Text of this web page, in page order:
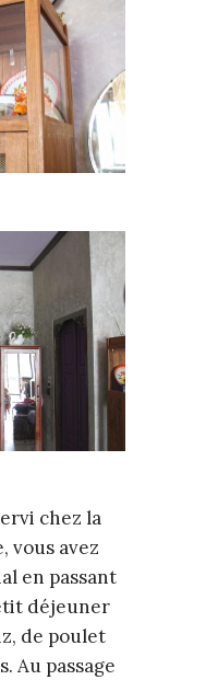
chez la
vous avez
en passant
déjeuner
de poulet
Au passage